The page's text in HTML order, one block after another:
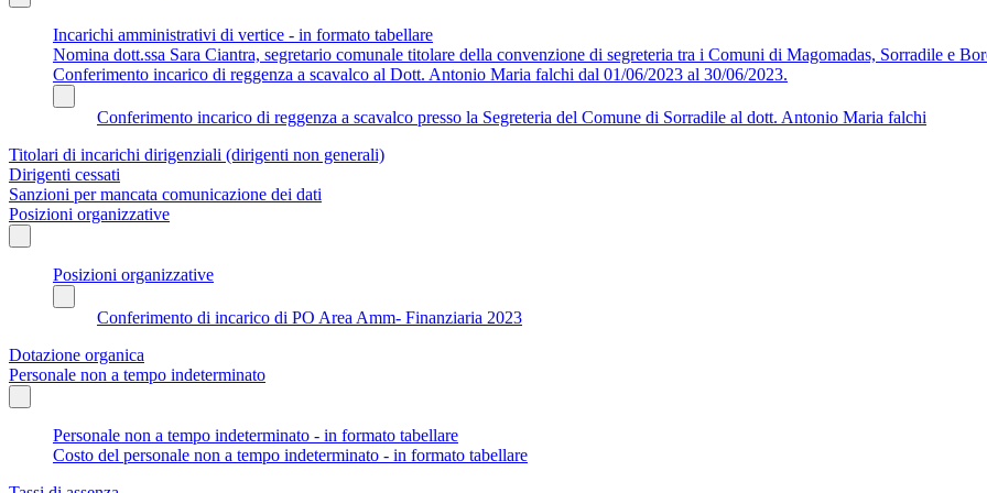
Incarichi amministrativi di vertice - in formato tabellare
Nomina dott.ssa Sara Ciantra, segretario comunale titolare della convenzione di segreteria tra i Comuni di Magomadas, Sorradile e
Conferimento incarico di reggenza a scavalco al Dott. Antonio Maria falchi dal 01/06/2023 al 30/06/2023.
Conferimento incarico di reggenza a scavalco presso la Segreteria del Comune di Sorradile al dott. Antonio Maria falchi
Titolari di incarichi dirigenziali (dirigenti non generali)
Dirigenti cessati
Sanzioni per mancata comunicazione dei dati
Posizioni organizzative
Posizioni organizzative
Conferimento di incarico di PO Area Amm- Finanziaria 2023
Dotazione organica
Personale non a tempo indeterminato
Personale non a tempo indeterminato - in formato tabellare
Costo del personale non a tempo indeterminato - in formato tabellare